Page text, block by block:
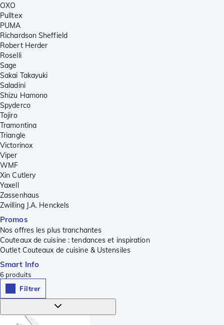
OXO
Pulltex
PUMA
Richardson Sheffield
Robert Herder
Roselli
Sage
Sakai Takayuki
Saladini
Shizu Hamono
Spyderco
Tojiro
Tramontina
Triangle
Victorinox
Viper
WMF
Xin Cutlery
Yaxell
Zassenhaus
Zwilling J.A. Henckels
Promos
Nos offres les plus tranchantes
Couteaux de cuisine : tendances et inspiration
Outlet Couteaux de cuisine & Ustensiles
Smart Info
6 produits
Filtrer